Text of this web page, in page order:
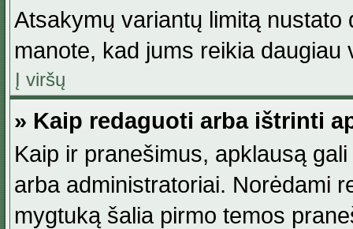
Atsakymų variantų limitą
manote, kad jums reikia daugiau
Į viršų
» Kaip redaguoti arba ištrinti
Kaip ir pranešimus, apklausą
arba administratoriai. Norėdami
mygtuką šalia pirmo temos